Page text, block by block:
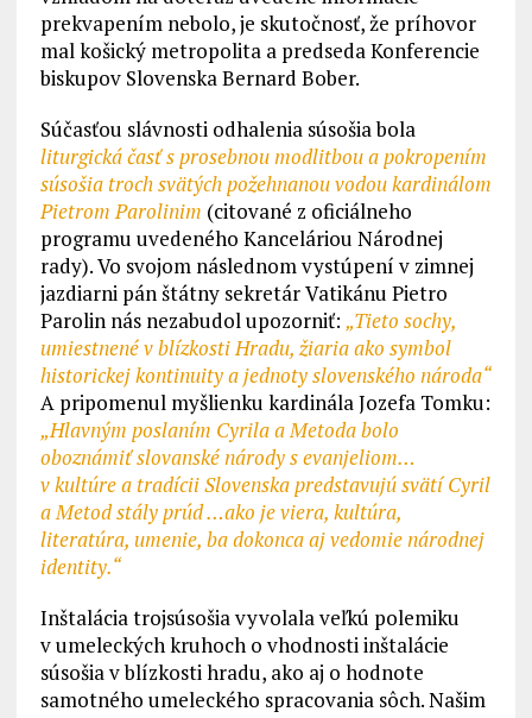
prekvapením nebolo, je skutočnosť, že príhovor
mal košický metropolita a predseda Konferencie
biskupov Slovenska Bernard Bober.
Súčasťou slávnosti odhalenia súsošia bola
liturgická časť s prosebnou modlitbou a pokropením
súsošia troch svätých požehnanou vodou kardinálom
Pietrom Parolinim (citované z oficiálneho
programu uvedeného Kanceláriou Národnej
rady). Vo svojom následnom vystúpení v zimnej
jazdiarni pán štátny sekretár Vatikánu Pietro
Parolin nás nezabudol upozorniť: „Tieto sochy,
umiestnené v blízkosti Hradu, žiaria ako symbol
historickej kontinuity a jednoty slovenského národa“
A pripomenul myšlienku kardinála Jozefa Tomku:
„Hlavným poslaním Cyrila a Metoda bolo
oboznámiť slovanské národy s evanjeliom…
v kultúre a tradícii Slovenska predstavujú svätí Cyril
a Metod stály prúd …ako je viera, kultúra,
literatúra, umenie, ba dokonca aj vedomie národnej
identity.“
Inštalácia trojsúsošia vyvolala veľkú polemiku
v umeleckých kruhoch o vhodnosti inštalácie
súsošia v blízkosti hradu, ako aj o hodnote
samotného umeleckého spracovania sôch. Našim